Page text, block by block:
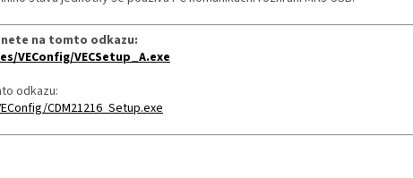
na tomto odkazu:
VEConfig/VECSetup_A.exe
odkazu:
CDM21216_Setup.exe